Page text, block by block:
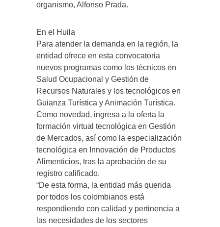
organismo, Alfonso Prada.
En el Huila
Para atender la demanda en la región, la
entidad ofrece en esta convocatoria
nuevos programas como los técnicos en
Salud Ocupacional y Gestión de
Recursos Naturales y los tecnológicos en
Guianza Turística y Animación Turística.
Como novedad, ingresa a la oferta la
formación virtual tecnológica en Gestión
de Mercados, así como la especialización
tecnológica en Innovación de Productos
Alimenticios, tras la aprobación de su
registro calificado.
“De esta forma, la entidad más querida
por todos los colombianos está
respondiendo con calidad y pertinencia a
las necesidades de los sectores